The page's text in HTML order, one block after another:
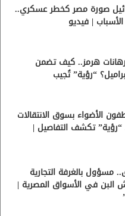
صورة مصر كخطر عسكري..
| فيديو
هرمز.. كيف تضمن
“رؤية” تُجيب
الأضواء بسوق الانتقالات
2026.. “رؤية” تكشف التفاصيل |
مسؤول بالغرفة التجارية
في الأسواق المصرية |